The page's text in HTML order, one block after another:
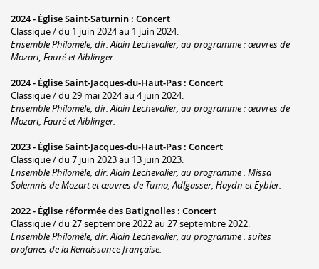
2024 - Église Saint-Saturnin : Concert
Classique / du 1 juin 2024 au 1 juin 2024.
Ensemble Philomèle, dir. Alain Lechevalier, au programme : œuvres de
Mozart, Fauré et Aiblinger.
2024 - Église Saint-Jacques-du-Haut-Pas : Concert
Classique / du 29 mai 2024 au 4 juin 2024.
Ensemble Philomèle, dir. Alain Lechevalier, au programme : œuvres de
Mozart, Fauré et Aiblinger.
2023 - Église Saint-Jacques-du-Haut-Pas : Concert
Classique / du 7 juin 2023 au 13 juin 2023.
Ensemble Philomèle, dir. Alain Lechevalier, au programme : Missa
Solemnis de Mozart et œuvres de Tuma, Adlgasser, Haydn et Eybler.
2022 - Église réformée des Batignolles : Concert
Classique / du 27 septembre 2022 au 27 septembre 2022.
Ensemble Philomèle, dir. Alain Lechevalier, au programme : suites
profanes de la Renaissance française.